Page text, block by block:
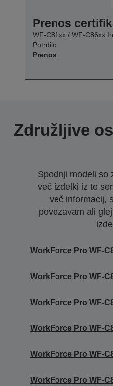
Prenos
WF-C81xx / WF-C86xx
Potrdilo
Prenos
Združljive
Spodnji modeli so
več izdelki iz te
več informacij,
povezavam ali
WorkForce Pro WF-
WorkForce Pro WF-
WorkForce Pro WF-
WorkForce Pro WF-
WorkForce Pro WF-
WorkForce Pro WF-